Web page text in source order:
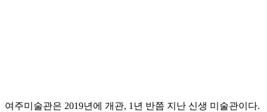
여주미술관은 2019년에 개관, 1년 반쯤 지난 신생 미술관이다.